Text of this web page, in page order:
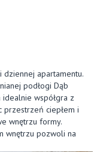
dziennej apartamentu.
podłogi Dąb
idealnie współgra z
przestrzeń ciepłem i
wnętrzu formy.
wnętrzu pozwoli na